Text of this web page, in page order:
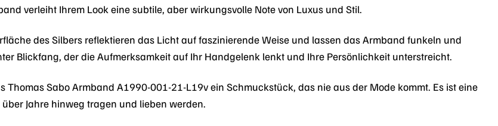
verleiht Ihrem Look eine subtile, aber wirkungsvolle Note von Luxus und Stil.
des Silbers reflektieren das Licht auf faszinierende Weise und lassen das Armband funkeln und
Blickfang, der die Aufmerksamkeit auf Ihr Handgelenk lenkt und Ihre Persönlichkeit unterstreicht.
Thomas Sabo Armband A1990-001-21-L19v ein Schmuckstück, das nie aus der Mode kommt. Es ist eine
Jahre hinweg tragen und lieben werden.